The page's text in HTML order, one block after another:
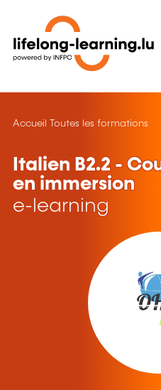
Accueil Toutes les formations
Italien B2.2 -
en immersion
e-learning